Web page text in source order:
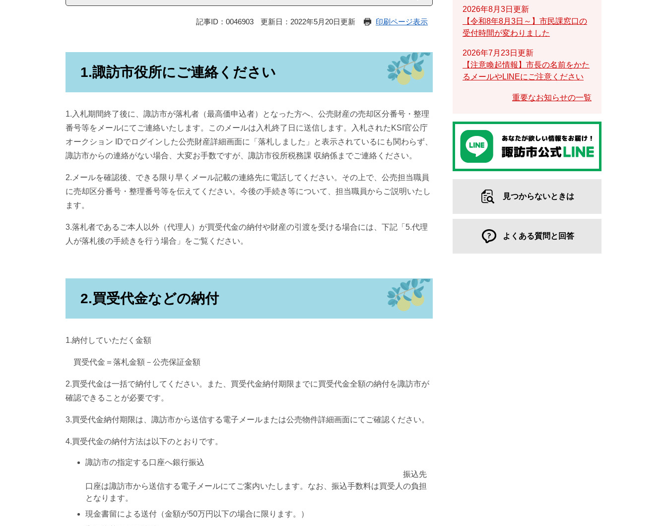
記事ID：0046903 更新日：2022年5月20日更新 印刷ページ表示
1.諏訪市役所にご連絡ください
1.入札期間終了後に、諏訪市が落札者（最高価申込者）となった方へ、公売財産の売却区分番号・整理
番号等をメールにてご連絡いたします。このメールは入札終了日に送信します。入札されたKSI官公庁
オークション IDでログインした公売財産詳細画面に「落札しました」と表示されているにも関わらず、
諏訪市からの連絡がない場合、大変お手数ですが、諏訪市役所税務課 収納係までご連絡ください。
2.メールを確認後、できる限り早くメール記載の連絡先に電話してください。その上で、公売担当職員
に売却区分番号・整理番号等を伝えてください。今後の手続き等について、担当職員からご説明いたし
ます。
3.落札者であるご本人以外（代理人）が買受代金の納付や財産の引渡を受ける場合には、下記「5.代理
人が落札後の手続きを行う場合」をご覧ください。
2.買受代金などの納付
1.納付していただく金額
買受代金＝落札金額－公売保証金額
2.買受代金は一括で納付してください。また、買受代金納付期限までに買受代金全額の納付を諏訪市が
確認できることが必要です。
3.買受代金納付期限は、諏訪市から送信する電子メールまたは公売物件詳細画面にてご確認ください。
4.買受代金の納付方法は以下のとおりです。
諏訪市の指定する口座へ銀行振込
振込先
口座は諏訪市から送信する電子メールにてご案内いたします。なお、振込手数料は買受人の負担
となります。
現金書留による送付（金額が50万円以下の場合に限ります。）
2026年8月3日更新
【令和8年8月3日～】市民課窓口の
受付時間が変わりました
2026年7月23日更新
【注意喚起情報】市長の名前をかた
るメールやLINEにご注意ください
重要なお知らせの一覧
見つからないときは
よくある質問と回答